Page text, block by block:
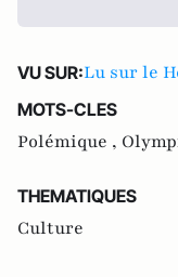
VU SUR:Lu sur le
MOTS-CLES
Polémique ,
THEMATIQUES
Culture